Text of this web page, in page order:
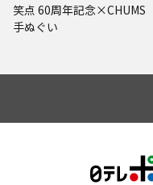
笑点 60周年記念×CHUMS
手ぬぐい